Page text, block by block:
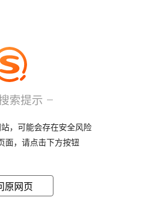
索提示
，可能会存在安全风险
面，请点击下方按钮
原网页